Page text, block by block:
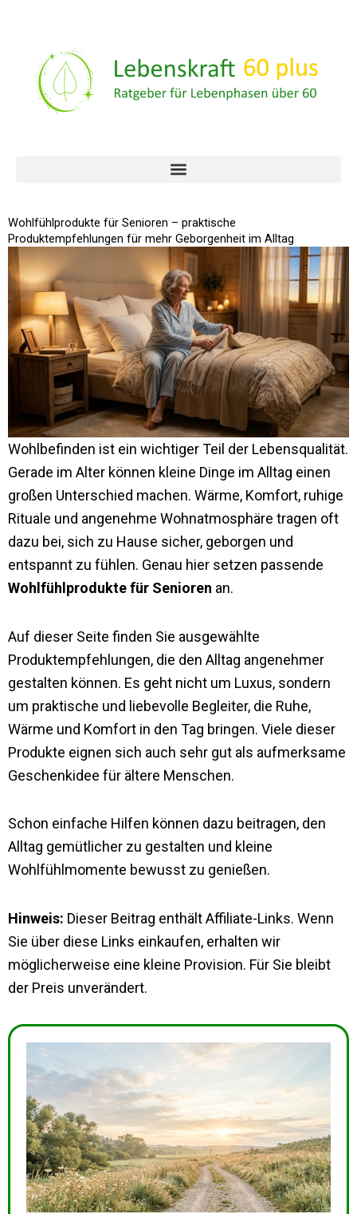
Wohlfühlprodukte für Senioren – praktische
Produktempfehlungen für mehr Geborgenheit im Alltag
Wohlbefinden ist ein wichtiger Teil der Lebensqualität.
Gerade im Alter können kleine Dinge im Alltag einen
großen Unterschied machen. Wärme, Komfort, ruhige
Rituale und angenehme Wohnatmosphäre tragen oft
dazu bei, sich zu Hause sicher, geborgen und
entspannt zu fühlen. Genau hier setzen passende
Wohlfühlprodukte für Senioren an.
Auf dieser Seite finden Sie ausgewählte
Produktempfehlungen, die den Alltag angenehmer
gestalten können. Es geht nicht um Luxus, sondern
um praktische und liebevolle Begleiter, die Ruhe,
Wärme und Komfort in den Tag bringen. Viele dieser
Produkte eignen sich auch sehr gut als aufmerksame
Geschenkidee für ältere Menschen.
Schon einfache Hilfen können dazu beitragen, den
Alltag gemütlicher zu gestalten und kleine
Wohlfühlmomente bewusst zu genießen.
Hinweis: Dieser Beitrag enthält Affiliate-Links. Wenn
Sie über diese Links einkaufen, erhalten wir
möglicherweise eine kleine Provision. Für Sie bleibt
der Preis unverändert.